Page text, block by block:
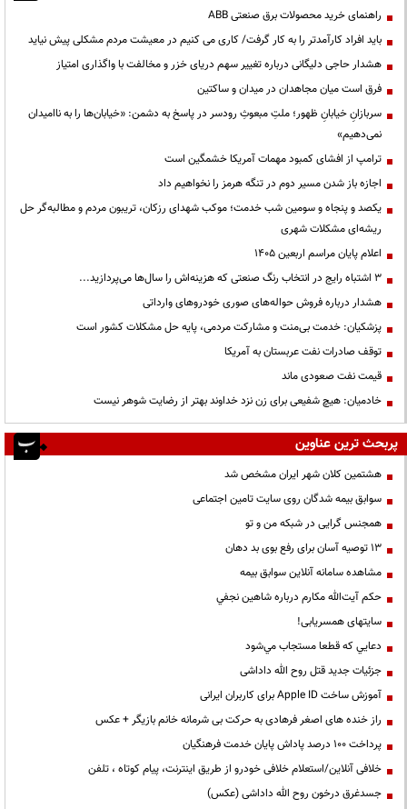
راهنمای خرید محصولات برق صنعتی ABB
باید افراد کارآمدتر را به کار گرفت/ کاری می کنیم در معیشت مردم مشکلی پیش نیاید
هشدار حاجی دلیگانی درباره تغییر سهم دریای خزر و مخالفت با واگذاری امتیاز
فرق است میان مجاهدان در میدان و ساکتین
سربازانِ خیابانِ ظهور؛ ملتِ مبعوثِ رودسر در پاسخ به دشمن: «خیابان‌ها را به ناامیدان
نمی‌دهیم»
ترامپ از افشای کمبود مهمات آمریکا خشمگین است
اجازه باز شدن مسیر دوم در تنگه هرمز را نخواهیم داد
یکصد و پنجاه و سومین شب خدمت؛ موکب شهدای رزکان، تریبون مردم و مطالبه‌گر حل
ریشه‌ای مشکلات شهری
اعلام پایان مراسم اربعین ۱۴۰۵
3 اشتباه رایج در انتخاب رنگ صنعتی که هزینه‌اش را سال‌ها می‌پردازید...
هشدار درباره فروش حواله‌های صوری خودروهای وارداتی
پزشکیان: خدمت بی‌منت و مشارکت مردمی، پایه حل مشکلات کشور است
توقف صادرات نفت عربستان به آمریکا
قیمت نفت صعودی ماند
خادمیان: هیچ شفیعی برای زن نزد خداوند بهتر از رضایت شوهر نیست
پربحث ترین عناوین
هشتمین کلان شهر ایران مشخص شد
سوابق بیمه شدگان روی سایت تامین اجتماعی
همجنس گرایی در شبکه من و تو
13 توصیه آسان برای رفع بوی بد دهان
مشاهده سامانه آنلاين سوابق بیمه
حكم آيت‌الله مكارم درباره شاهين نجفي
سایتهای همسریابی!
دعايي كه قطعا مستجاب مي‌شود
جزئیات جدید قتل روح الله داداشی
آموزش ساخت Apple ID برای کاربران ایرانی
راز خنده های اصغر فرهادی به حرکت بی شرمانه خانم بازیگر + عکس
پرداخت ۱۰۰ درصد پاداش پایان خدمت فرهنگیان
خلافی آنلاین/استعلام خلافی خودرو از طریق اینترنت، پیام کوتاه ، تلفن
جسدغرق درخون روح الله داداشی (عکس)